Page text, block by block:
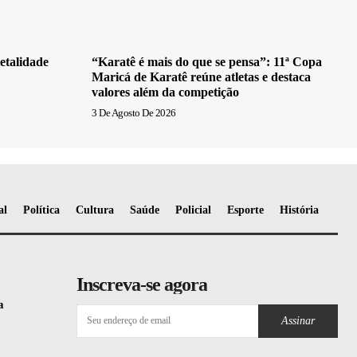
“Karatê é mais do que se pensa”: 11ª Copa
Maricá de Karatê reúne atletas e destaca
valores além da competição
3 De Agosto De 2026
Política Cultura Saúde Policial Esporte História
Inscreva-se agora
Assinar